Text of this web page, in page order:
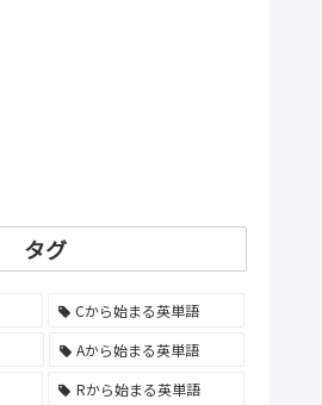
タグ
Cから始まる英単語
Aから始まる英単語
Rから始まる英単語